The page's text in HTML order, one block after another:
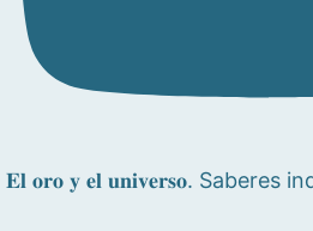
𝐄𝐥 𝐨𝐫𝐨 𝐲 𝐞𝐥 𝐮𝐧𝐢𝐯𝐞𝐫𝐬𝐨. Saberes